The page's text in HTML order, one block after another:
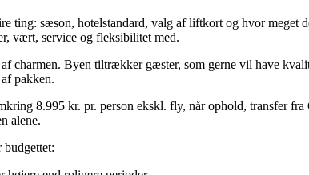
ting: sæson, hotelstandard, valg af liftkort og hvor
vært, service og fleksibilitet med.
charmen. Byen tiltrækker gæster, som gerne vil have
pakken.
8.995 kr. pr. person ekskl. fly, når ophold, transfer
alene.